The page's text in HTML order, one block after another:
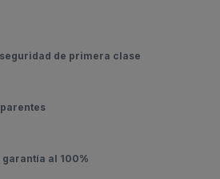
de primera clase
al 100%